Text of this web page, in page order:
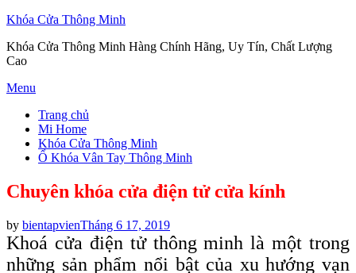
Khóa Cửa Thông Minh
Khóa Cửa Thông Minh Hàng Chính Hãng, Uy Tín, Chất Lượng
Cao
Skip
content
Menu
Trang chủ
Mi Home
Khóa Cửa Thông Minh
Ổ Khóa Vân Tay Thông Minh
Chuyên khóa cửa điện tử cửa kính
by bientapvienPosted
on
Tháng 6 17, 2019
Khoá cửa điện tử thông minh là một trong
những sản phẩm nổi bật của xu hướng vạn